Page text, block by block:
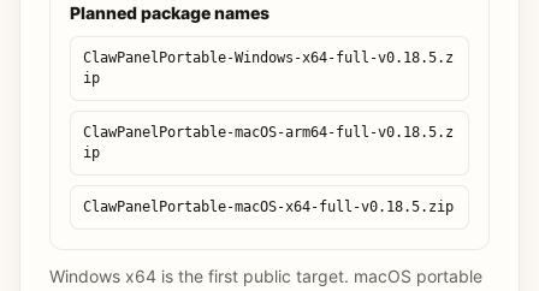
Planned package names
ClawPanelPortable-Windows-x64-full-v0.18.5.z
ip
ClawPanelPortable-macOS-arm64-full-v0.18.5.z
ip
ClawPanelPortable-macOS-x64-full-v0.18.5.zip
Windows x64 is the first public target. macOS portable